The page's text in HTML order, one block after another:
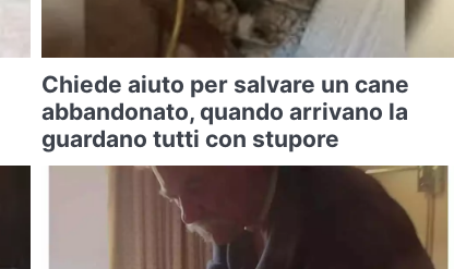
Chiede aiuto per salvare un cane
abbandonato, quando arrivano la
guardano tutti con stupore